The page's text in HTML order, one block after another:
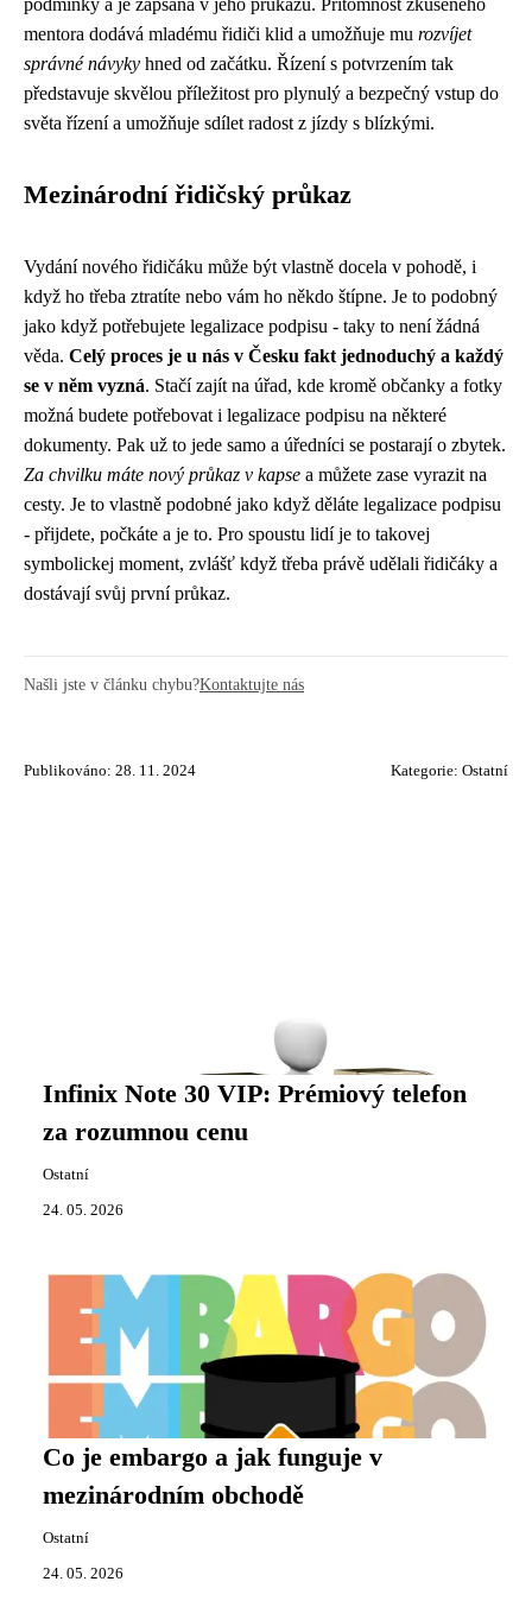
podmínky a je zapsána v jeho průkazu. Přítomnost zkušeného
mentora dodává mladému řidiči klid a umožňuje mu rozvíjet
správné návyky hned od začátku. Řízení s potvrzením tak
představuje skvělou příležitost pro plynulý a bezpečný vstup do
světa řízení a umožňuje sdílet radost z jízdy s blízkými.
Mezinárodní řidičský průkaz
Vydání nového řidičáku může být vlastně docela v pohodě, i
když ho třeba ztratíte nebo vám ho někdo štípne. Je to podobný
jako když potřebujete legalizace podpisu - taky to není žádná
věda. Celý proces je u nás v Česku fakt jednoduchý a každý
se v něm vyzná. Stačí zajít na úřad, kde kromě občanky a fotky
možná budete potřebovat i legalizace podpisu na některé
dokumenty. Pak už to jede samo a úředníci se postarají o zbytek.
Za chvilku máte nový průkaz v kapse a můžete zase vyrazit na
cesty. Je to vlastně podobné jako když děláte legalizace podpisu
- přijdete, počkáte a je to. Pro spoustu lidí je to takovej
symbolickej moment, zvlášť když třeba právě udělali řidičáky a
dostávají svůj první průkaz.
Našli jste v článku chybu?Kontaktujte nás
Publikováno: 28. 11. 2024 Kategorie: Ostatní
Infinix Note 30 VIP: Prémiový telefon
za rozumnou cenu
Ostatní
24. 05. 2026
Co je embargo a jak funguje v
mezinárodním obchodě
Ostatní
24. 05. 2026